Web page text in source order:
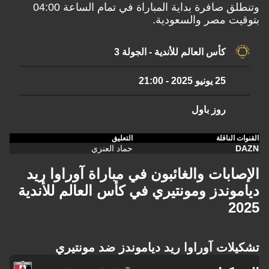
وتنطلق صافرة بداية المباراة في تمام الساعة 04:00
بتوقيت مصر والسعودية.
كأس العالم للأندية - الجولة 3
25 يونيو 2025 -
21:00
روز باول
القنوات الناقلة التعليق
DAZN حماد العنزي
الإصابات والغائبون في مباراة آوراوا ريد
دياموندز ومونتيري في كأس العالم للأندية
2025
تشكيلات آوراوا ريد دياموندز ضد مونتيري